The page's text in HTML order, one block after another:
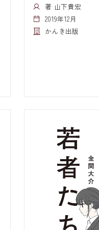
著 山下貴宏
2019年12月
かんき出版